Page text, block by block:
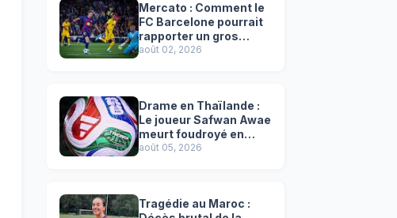
Mercato : Comment le
FC Barcelone pourrait
rapporter un gros
chèque inespéré à l’OM
août 02, 2026
Drame en Thaïlande :
Le joueur Safwan Awae
meurt foudroyé en
plein match
août 05, 2026
Tragédie au Maroc :